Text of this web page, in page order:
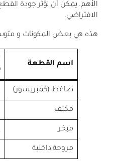
الأهم. يمكن أن تؤثر جودة
الافتراضي.
هذه هي بعض المكونات و
اسم القطعة
ضاغط (كمبريسور)
مكثف
مبخر
مروحة داخلية